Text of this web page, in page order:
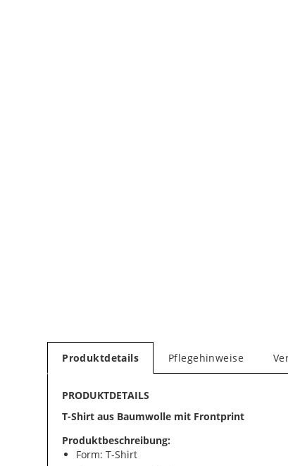
Produktdetails Pflegehinweise
PRODUKTDETAILS
T-Shirt aus Baumwolle mit Frontprint
Produktbeschreibung:
Form: T-Shirt